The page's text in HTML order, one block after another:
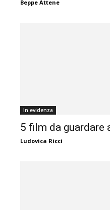
Beppe Attene
In evidenza
5 film da guardare
Ludovica Ricci